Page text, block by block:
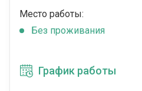
Место работы:
Без проживания
График работы